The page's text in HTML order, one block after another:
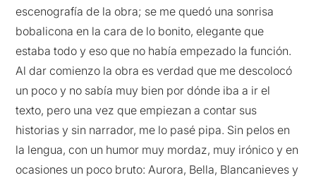
escenografía de la obra; se me quedó una sonrisa
bobalicona en la cara de lo bonito, elegante que
estaba todo y eso que no había empezado la función.
Al dar comienzo la obra es verdad que me descolocó
un poco y no sabía muy bien por dónde iba a ir el
texto, pero una vez que empiezan a contar sus
historias y sin narrador, me lo pasé pipa. Sin pelos en
la lengua, con un humor muy mordaz, muy irónico y en
ocasiones un poco bruto: Aurora, Bella, Blancanieves y